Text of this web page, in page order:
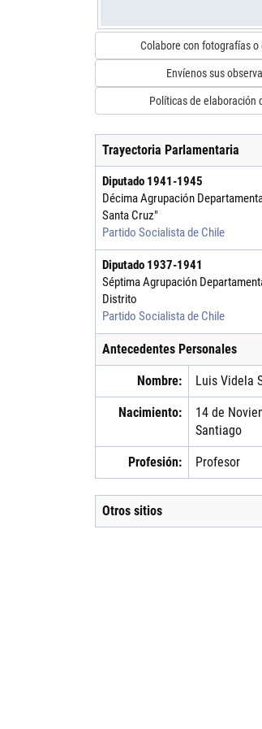
Colabore con fotografías
Envíenos sus
Políticas de elaboración
Trayectoria Parlamentaria
Diputado 1941-1945
Décima Agrupación
Santa Cruz"
Partido Socialista de Chile
Diputado 1937-1941
Séptima Agrupación
Distrito
Partido Socialista de Chile
Antecedentes Personales
Nombre: Luis Videla
Nacimiento:
14 de
Santiago
Profesión: Profesor
Otros sitios